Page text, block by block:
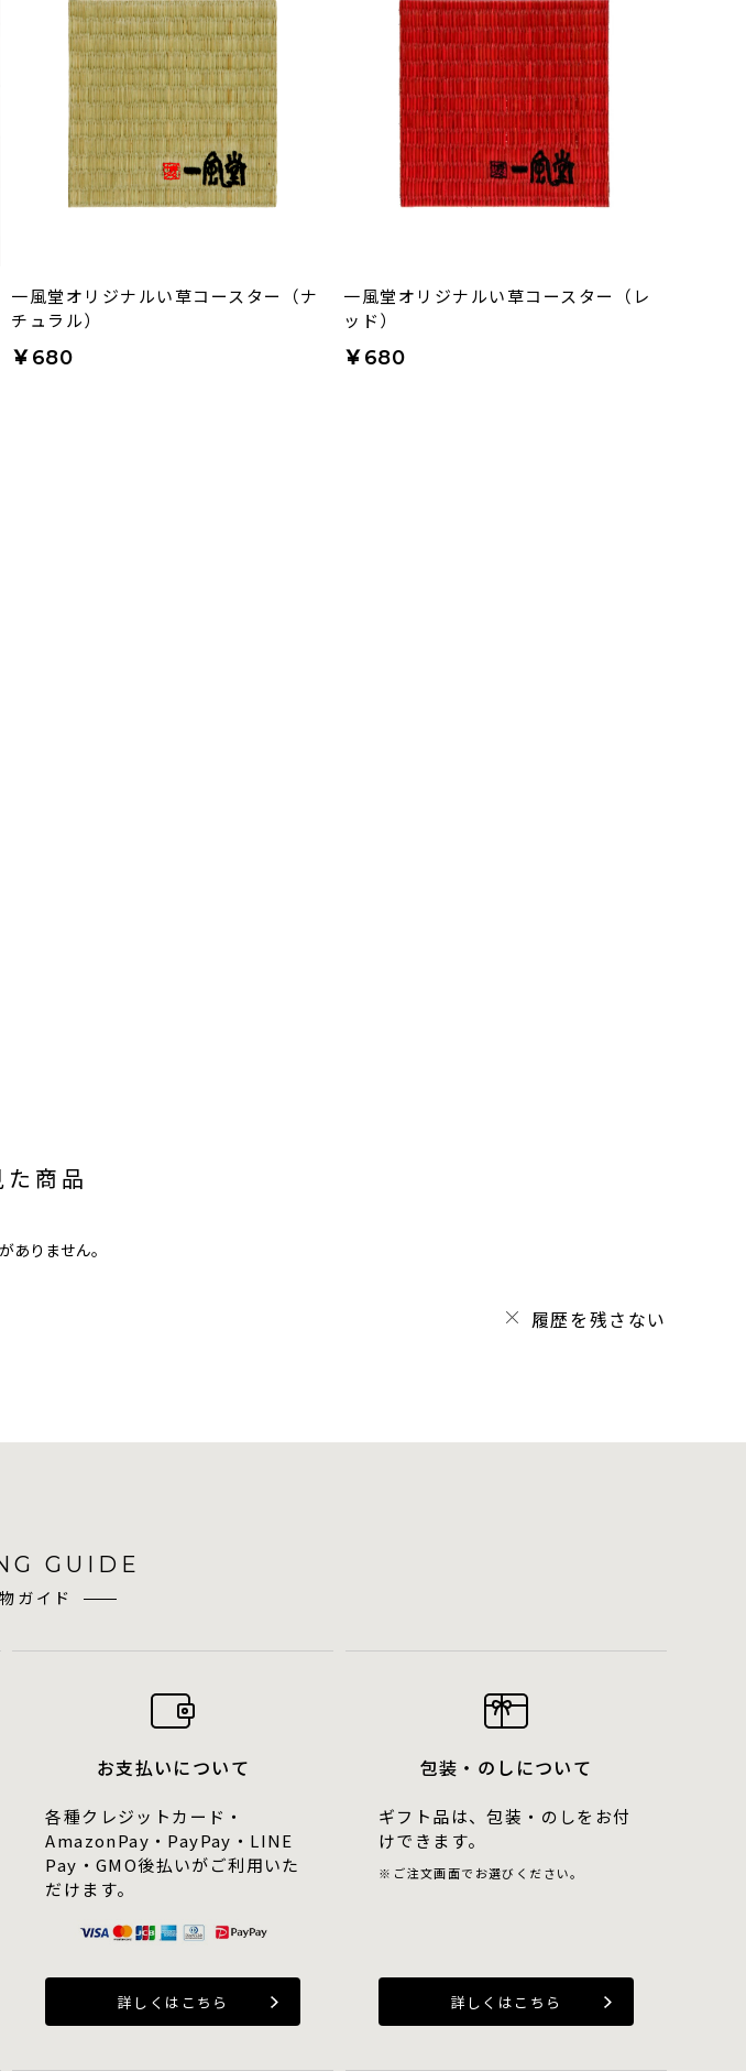
一風堂オリジナルい草コースター（ナ
チュラル）
￥680
一風堂オリジナルい草コースター（レ
ッド）
￥680
商品
ありません。
履歴を残さない
GUIDE
ガイド
お支払いについて
各種クレジットカード・
AmazonPay・PayPay・LINE
Pay・GMO後払いがご利用いた
だけます。
詳しくはこちら
包装・のしについて
ギフト品は、包装・のしをお付
けできます。
ご注文画面でお選びください。
詳しくはこちら